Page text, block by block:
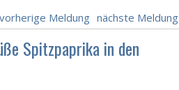
vorherige Meldung nächste Meldung
Spitzpaprika in den